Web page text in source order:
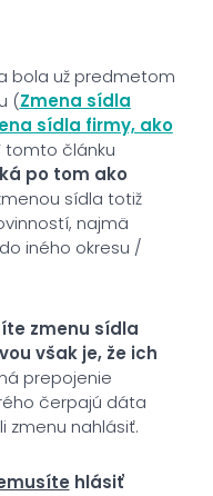
bola už predmetom
(Zmena sídla
sídla firmy, ako
tomto článku
po tom ako
sídla totiž
najmä
iného okresu /
zmenu sídla
však je, že ich
prepojenie
čerpajú dáta
zmenu nahlásiť.
hlásiť